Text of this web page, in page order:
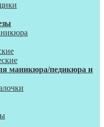
маникюра/педикюра и